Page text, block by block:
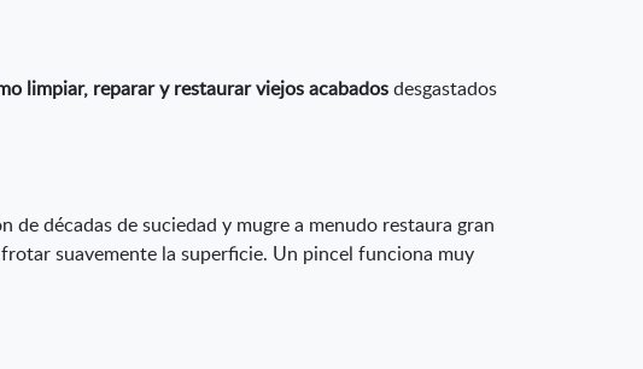
limpiar, reparar y restaurar viejos acabadosdesgastados
décadas de suciedad y mugre a menudo restaura gran
suavemente la superficie. Un pincel funciona muy